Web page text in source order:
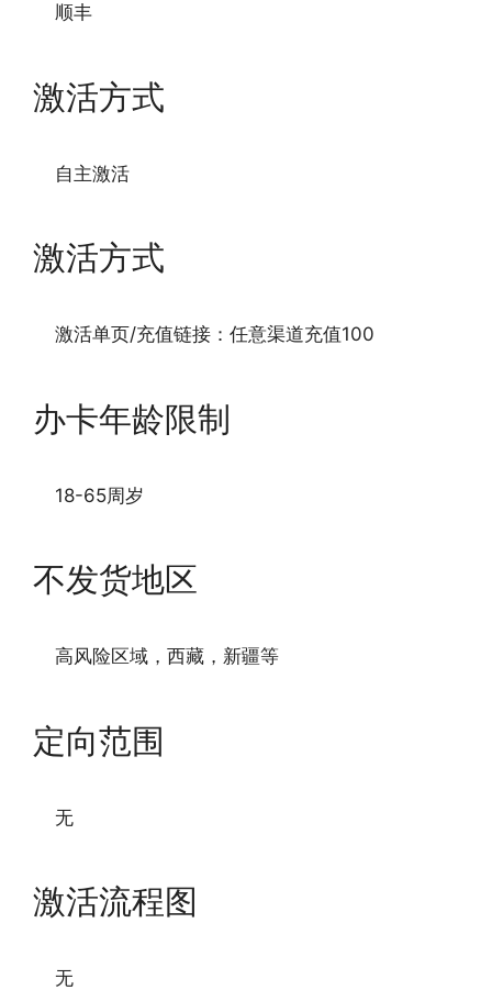
顺丰
激活方式
自主激活
激活方式
激活单页/充值链接：任意渠道充值100
办卡年龄限制
18-65周岁
不发货地区
高风险区域，西藏，新疆等
定向范围
无
激活流程图
无